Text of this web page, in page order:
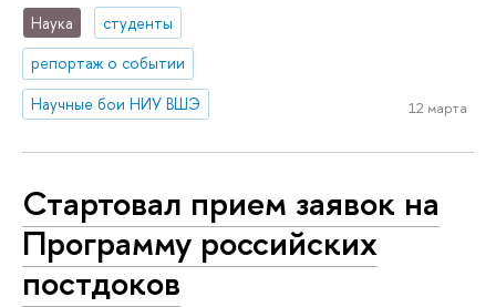
Наука
студенты
репортаж о событии
Научные бои НИУ ВШЭ
12 марта
Стартовал прием заявок на
Программу российских
постдоков